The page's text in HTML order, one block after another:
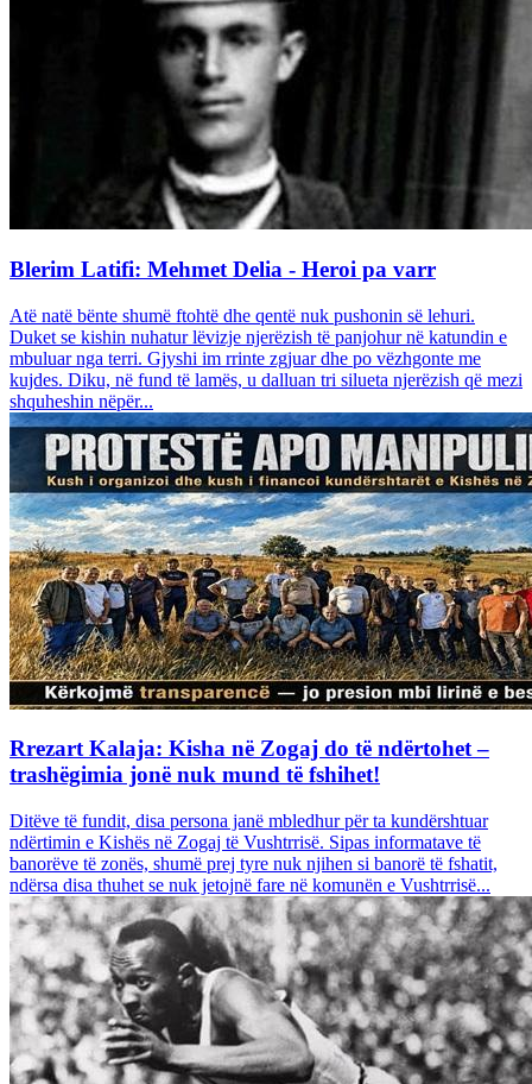
Blerim Latifi: Mehmet Delia - Heroi pa varr
Atë natë bënte shumë ftohtë dhe qentë nuk pushonin së lehuri.
Duket se kishin nuhatur lëvizje njerëzish të panjohur në katundin e
mbuluar nga terri. Gjyshi im rrinte zgjuar dhe po vëzhgonte me
kujdes. Diku, në fund të lamës, u dalluan tri silueta njerëzish që mezi
shquheshin nëpër...
Rrezart Kalaja: Kisha në Zogaj do të ndërtohet –
trashëgimia jonë nuk mund të fshihet!
Ditëve të fundit, disa persona janë mbledhur për ta kundërshtuar
ndërtimin e Kishës në Zogaj të Vushtrrisë. Sipas informatave të
banorëve të zonës, shumë prej tyre nuk njihen si banorë të fshatit,
ndërsa disa thuhet se nuk jetojnë fare në komunën e Vushtrrisë...